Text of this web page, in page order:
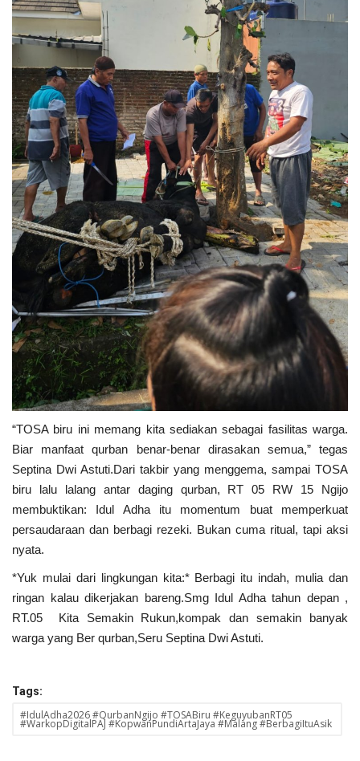
“TOSA biru ini memang kita sediakan sebagai fasilitas warga.
Biar manfaat qurban benar-benar dirasakan semua,” tegas
Septina Dwi Astuti.Dari takbir yang menggema, sampai TOSA
biru lalu lalang antar daging qurban, RT 05 RW 15 Ngijo
membuktikan: Idul Adha itu momentum buat memperkuat
persaudaraan dan berbagi rezeki. Bukan cuma ritual, tapi aksi
nyata.
*Yuk mulai dari lingkungan kita:* Berbagi itu indah, mulia dan
ringan kalau dikerjakan bareng.Smg Idul Adha tahun depan ,
RT.05 Kita Semakin Rukun,kompak dan semakin banyak
warga yang Ber qurban,Seru Septina Dwi Astuti.
Tags:
#IdulAdha2026 #QurbanNgijo #TOSABiru #KeguyubanRT05
#WarkopDigitalPAJ #KopwanPundiArtaJaya #Malang #BerbagiItuAsik